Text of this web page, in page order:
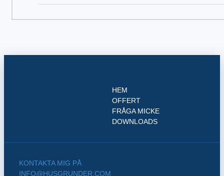
HEM
OFFERT
FRÅGA MICKE
DOWNLOADS
KONTAKTA MIG PÅ
INFO@HUSGRUNDER.COM